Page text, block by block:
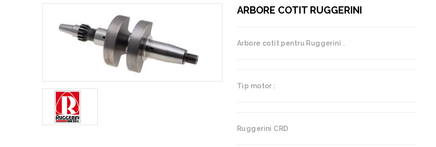
ARBORE COTIT RUGGERINI
Arbore cotit pentru Ruggerini .
Tip motor :
Ruggerini CRD